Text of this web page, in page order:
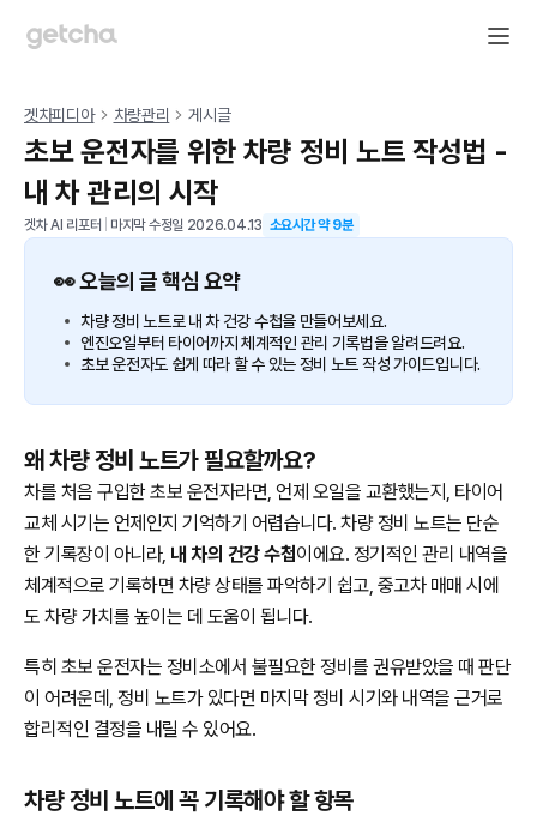
겟차피디아 차량관리 게시글
초보 운전자를 위한 차량 정비 노트 작성법 -
내 차 관리의 시작
겟차 AI 리포터 마지막 수정일 2026.04.13 소요시간 약9분
👀 오늘의 글 핵심 요약
차량 정비 노트로 내 차 건강 수첩을 만들어보세요.
엔진오일부터 타이어까지 체계적인 관리 기록법을 알려드려요.
초보 운전자도 쉽게 따라 할 수 있는 정비 노트 작성 가이드입니다.
왜 차량 정비 노트가 필요할까요?
차를 처음 구입한 초보 운전자라면, 언제 오일을 교환했는지, 타이어
교체 시기는 언제인지 기억하기 어렵습니다. 차량 정비 노트는 단순
한 기록장이 아니라, 내 차의 건강 수첩 이에요. 정기적인 관리 내역을
체계적으로 기록하면 차량 상태를 파악하기 쉽고, 중고차 매매 시에
도 차량 가치를 높이는 데 도움이 됩니다.
특히 초보 운전자는 정비소에서 불필요한 정비를 권유받았을 때 판단
이 어려운데, 정비 노트가 있다면 마지막 정비 시기와 내역을 근거로
합리적인 결정을 내릴 수 있어요.
차량 정비 노트에 꼭 기록해야 할 항목